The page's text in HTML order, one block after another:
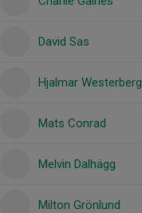
David Sas
Hjalmar Westerberg
Mats Conrad
Melvin Dalhägg
Milton Grönlund